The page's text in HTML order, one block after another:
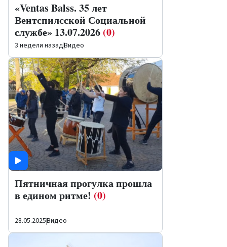
«Ventas Balss. 35 лет
Вентспилсской Социальной
службе» 13.07.2026 (0)
3 недели назад|Видео
Пятничная прогулка прошла
в едином ритме! (0)
28.05.2025|Видео